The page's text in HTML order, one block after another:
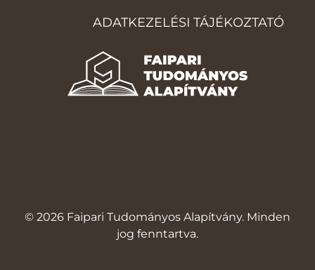
© 2026 Faipari Tudományos Alapítvány. Minden
jog fenntartva.
ADATKEZELÉSI TÁJÉKOZTATÓ